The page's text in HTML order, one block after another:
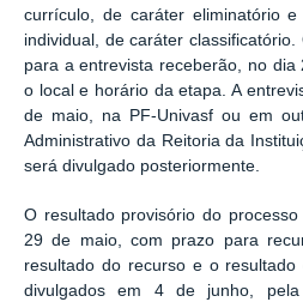
currículo, de caráter eliminatório e
individual, de caráter
para a entrevista receberão, no
o local e horário da etapa. A
de maio, na PF-Univasf ou em
Administrativo da Reitoria da
será divulgado posteriormente.
O resultado provisório do
29 de maio, com prazo para
resultado do recurso e o
divulgados em 4 de junho, pela